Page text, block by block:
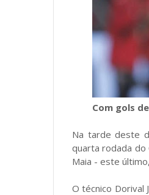
Com gols
Na tarde deste
quarta rodada do
Maia - este
O técnico Dorival